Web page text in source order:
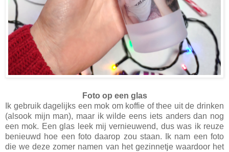
Foto op een glas
Ik gebruik dagelijks een mok om koffie of thee uit de drinken
(alsook mijn man), maar ik wilde eens iets anders dan nog
een mok. Een glas leek mij vernieuwend, dus was ik reuze
benieuwd hoe een foto daarop zou staan. Ik nam een foto
die we deze zomer namen van het gezinnetje waardoor het